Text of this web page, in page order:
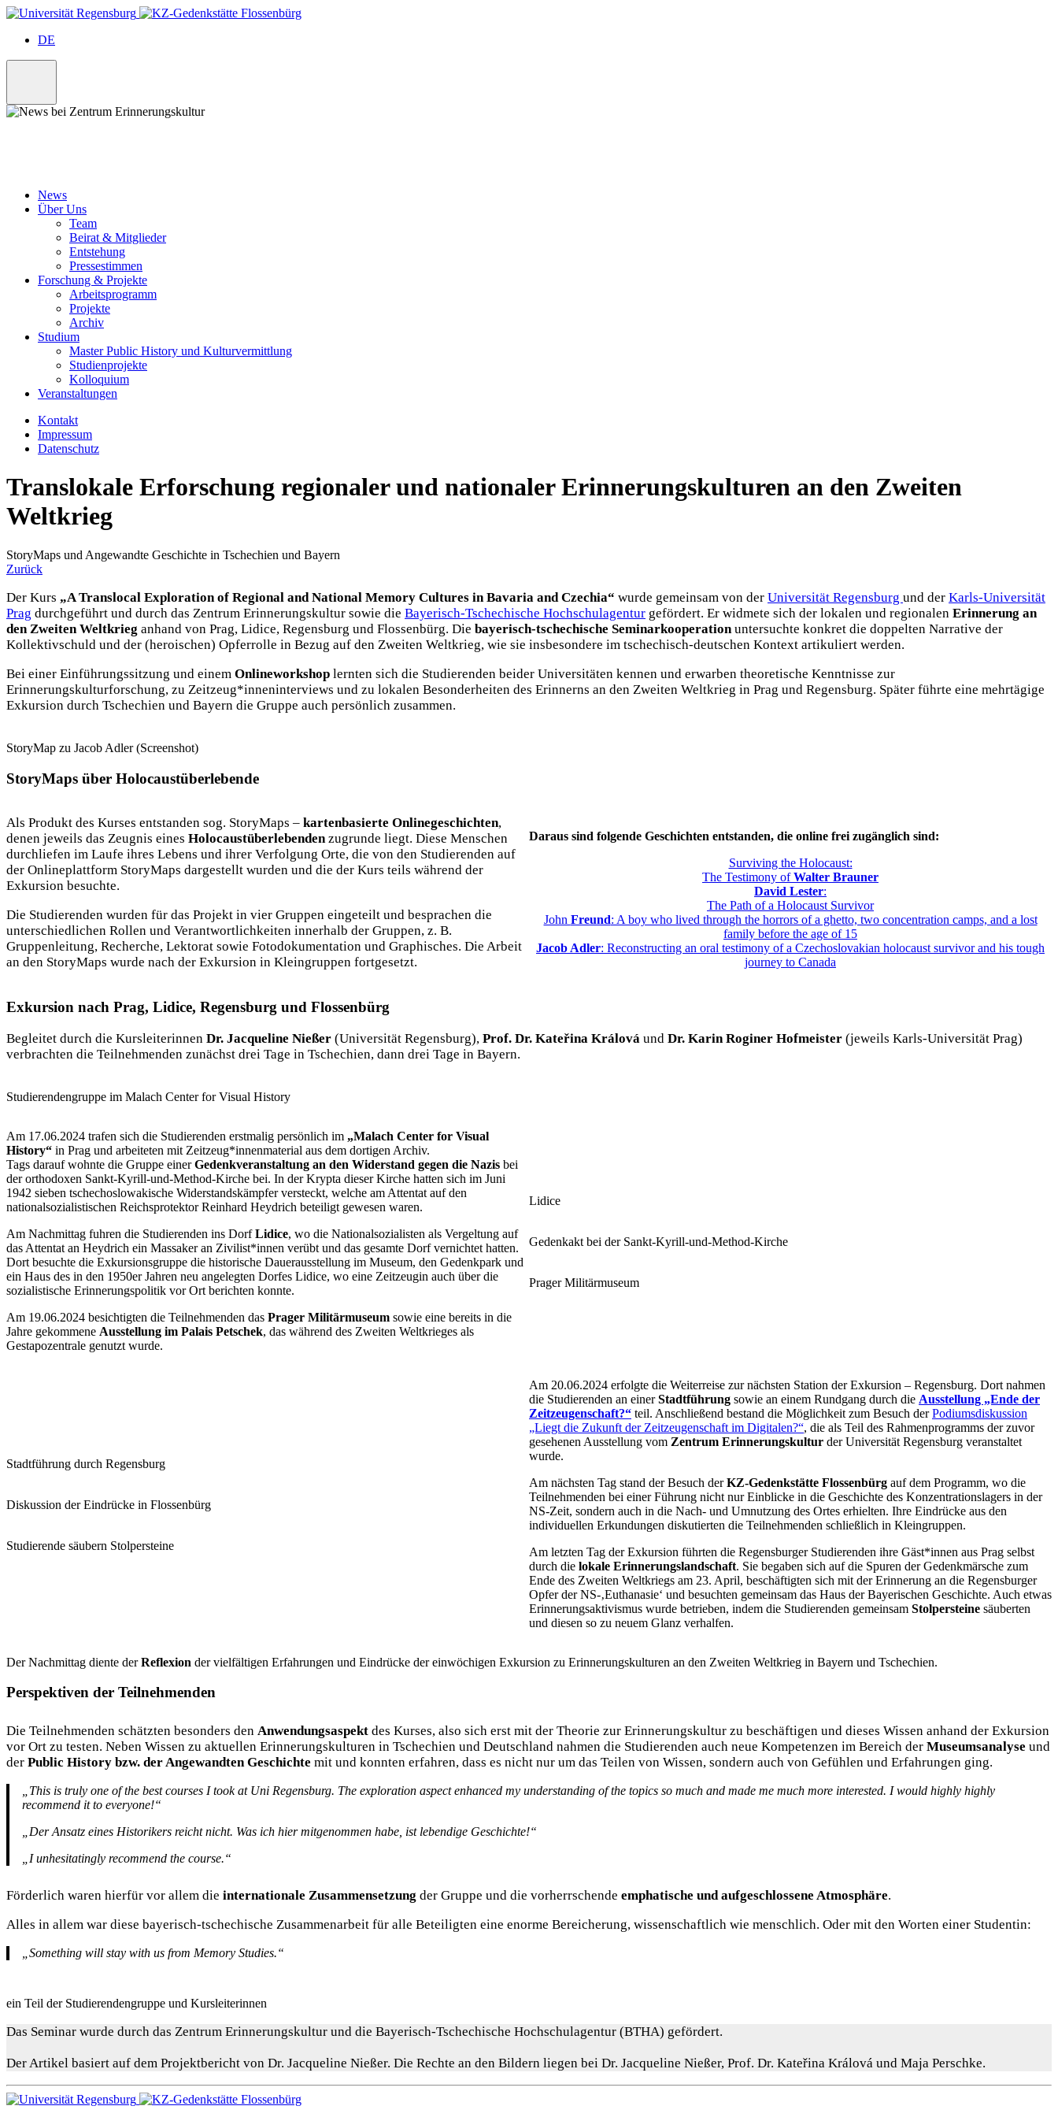
Skip
contentDE
News
Über Uns
Team
Beirat & Mitglieder
Entstehung
Pressestimmen
Forschung & Projekte
Arbeitsprogramm
Projekte
Archiv
Studium
Master Public History und Kulturvermittlung
Studienprojekte
Kolloquium
Veranstaltungen
Kontakt
Impressum
Datenschutz
Translokale Erforschung regionaler und nationaler Erinnerungskulturen an den Zweiten
Weltkrieg
StoryMaps und Angewandte Geschichte in Tschechien und Bayern
Zurück
Der Kurs „A Translocal Exploration of Regional and National Memory Cultures in Bavaria and Czechia“ wurde gemeinsam von der Universität Regensburg und der Karls-Universität
Prag durchgeführt und durch das Zentrum Erinnerungskultur sowie die Bayerisch-Tschechische Hochschulagentur gefördert. Er widmete sich der lokalen und regionalen Erinnerung an
den Zweiten Weltkrieg anhand von Prag, Lidice, Regensburg und Flossenbürg. Die bayerisch-tschechische Seminarkooperationuntersuchte konkret die doppelten Narrative der
Kollektivschuld und der (heroischen) Opferrolle in Bezug auf den Zweiten Weltkrieg, wie sie insbesondere im tschechisch-deutschen Kontext artikuliert werden.
Bei einer Einführungssitzung und einem Onlineworkshop lernten sich die Studierenden beider Universitäten kennen und erwarben theoretische Kenntnisse zur
Erinnerungskulturforschung, zu Zeitzeug*inneninterviews und zu lokalen Besonderheiten des Erinnerns an den Zweiten Weltkrieg in Prag und Regensburg. Später führte eine mehrtägige
Exkursion durch Tschechien und Bayern die Gruppe auch persönlich zusammen.
StoryMap zu Jacob Adler (Screenshot)
StoryMaps über Holocaustüberlebende
Als Produkt des Kurses entstanden sog. StoryMaps – kartenbasierte Onlinegeschichten,
denen jeweils das Zeugnis eines Holocaustüberlebendenzugrunde liegt. Diese Menschen
durchliefen im Laufe ihres Lebens und ihrer Verfolgung Orte, die von den Studierenden auf
der Onlineplattform StoryMaps dargestellt wurden und die der Kurs teils während der
Exkursion besuchte.
Die Studierenden wurden für das Projekt in vier Gruppen eingeteilt und besprachen die
unterschiedlichen Rollen und Verantwortlichkeiten innerhalb der Gruppen, z. B.
Gruppenleitung, Recherche, Lektorat sowie Fotodokumentation und Graphisches. Die Arbeit
an den StoryMaps wurde nach der Exkursion in Kleingruppen fortgesetzt.
Daraus sind folgende Geschichten entstanden, die online frei zugänglich sind:
Surviving the Holocaust:
The Testimony ofWalter Brauner
David Lester:
The Path of a Holocaust Survivor
John Freund: A boy who lived through the horrors of a ghetto, two concentration camps, and a lost
family before the age of 15
Jacob Adler: Reconstructing an oral testimony of a Czechoslovakian holocaust survivor and his tough
journey to Canada
Exkursion nach Prag, Lidice, Regensburg und Flossenbürg
Begleitet durch die Kursleiterinnen Dr. Jacqueline Nießer (Universität Regensburg), Prof. Dr. Kateřina Králová und Dr. Karin Roginer Hofmeister (jeweils Karls-Universität Prag)
verbrachten die Teilnehmenden zunächst drei Tage in Tschechien, dann drei Tage in Bayern.
Studierendengruppe im Malach Center for Visual History
Am 17.06.2024 trafen sich die Studierenden erstmalig persönlich im „Malach Center for Visual
History“ in Prag und arbeiteten mit Zeitzeug*innenmaterial aus dem dortigen Archiv.
Tags darauf wohnte die Gruppe einerGedenkveranstaltung an den Widerstand gegen die Nazis bei
der orthodoxen Sankt-Kyrill-und-Method-Kirche bei. In der Krypta dieser Kirche hatten sich im Juni
1942 sieben tschechoslowakische Widerstandskämpfer versteckt, welche am Attentat auf den
nationalsozialistischen Reichsprotektor Reinhard Heydrich beteiligt gewesen waren.
Am Nachmittag fuhren die Studierenden ins DorfLidice, wo die Nationalsozialisten als Vergeltung auf
das Attentat an Heydrich ein Massaker an Zivilist*innen verübt und das gesamte Dorf vernichtet hatten.
Dort besuchte die Exkursionsgruppe die historische Dauerausstellung im Museum, den Gedenkpark und
ein Haus des in den 1950er Jahren neu angelegten Dorfes Lidice, wo eine Zeitzeugin auch über die
sozialistische Erinnerungspolitik vor Ort berichten konnte.
Am 19.06.2024 besichtigten die Teilnehmenden das Prager Militärmuseum sowie eine bereits in die
Jahre gekommene Ausstellung im Palais Petschek, das während des Zweiten Weltkrieges als
Gestapozentrale genutzt wurde.
Lidice
Gedenkakt bei der Sankt-Kyrill-und-Method-Kirche
Prager Militärmuseum
Stadtführung durch Regensburg
Diskussion der Eindrücke in Flossenbürg
Studierende säubern Stolpersteine
Am 20.06.2024 erfolgte die Weiterreise zur nächsten Station der Exkursion – Regensburg. Dort nahmen
die Studierenden an einerStadtführung sowie an einem Rundgang durch die Ausstellung „Ende der
Zeitzeugenschaft?“ teil. Anschließend bestand die Möglichkeit zum Besuch derPodiumsdiskussion
„Liegt die Zukunft der Zeitzeugenschaft im Digitalen?“, die als Teil des Rahmenprogramms der zuvor
gesehenen Ausstellung vom Zentrum Erinnerungskultur der Universität Regensburg veranstaltet
wurde.
Am nächsten Tag stand der Besuch derKZ-Gedenkstätte Flossenbürg auf dem Programm, wo die
Teilnehmenden bei einer Führung nicht nur Einblicke in die Geschichte des Konzentrationslagers in der
NS-Zeit, sondern auch in die Nach- und Umnutzung des Ortes erhielten. Ihre Eindrücke aus den
individuellen Erkundungen diskutierten die Teilnehmenden schließlich in Kleingruppen.
Am letzten Tag der Exkursion führten die Regensburger Studierenden ihre Gäst*innen aus Prag selbst
durch die lokale Erinnerungslandschaft. Sie begaben sich auf die Spuren der Gedenkmärsche zum
Ende des Zweiten Weltkriegs am 23. April, beschäftigten sich mit der Erinnerung an die Regensburger
Opfer der NS-‚Euthanasie‘ und besuchten gemeinsam das Haus der Bayerischen Geschichte. Auch etwas
Erinnerungsaktivismus wurde betrieben, indem die Studierenden gemeinsam Stolpersteine säuberten
und diesen so zu neuem Glanz verhalfen.
Der Nachmittag diente derReflexion der vielfältigen Erfahrungen und Eindrücke der einwöchigen Exkursion zu Erinnerungskulturen an den Zweiten Weltkrieg in Bayern und Tschechien.
Perspektiven der Teilnehmenden
Die Teilnehmenden schätzten besonders den Anwendungsaspekt des Kurses, also sich erst mit der Theorie zur Erinnerungskultur zu beschäftigen und dieses Wissen anhand der Exkursion
vor Ort zu testen. Neben Wissen zu aktuellen Erinnerungskulturen in Tschechien und Deutschland nahmen die Studierenden auch neue Kompetenzen im Bereich der Museumsanalyse und
der Public History bzw. der Angewandten Geschichte mit und konnten erfahren, dass es nicht nur um das Teilen von Wissen, sondern auch von Gefühlen und Erfahrungen ging.
„This is truly one of the best courses I took at Uni Regensburg. The exploration aspect enhanced my understanding of the topics so much and made me much more interested. I would highly highly
recommend it to everyone!“
„Der Ansatz eines Historikers reicht nicht. Was ich hier mitgenommen habe, ist lebendige Geschichte!“
„I unhesitatingly recommend the course.“
Förderlich waren hierfür vor allem die internationale Zusammensetzung der Gruppe und die vorherrschende emphatische und aufgeschlossene Atmosphäre.
Alles in allem war diese bayerisch-tschechische Zusammenarbeit für alle Beteiligten eine enorme Bereicherung, wissenschaftlich wie menschlich. Oder mit den Worten einer Studentin:
„Something will stay with us from Memory Studies.“
ein Teil der Studierendengruppe und Kursleiterinnen
Das Seminar wurde durch das Zentrum Erinnerungskultur und die Bayerisch-Tschechische Hochschulagentur (BTHA) gefördert.
Der Artikel basiert auf dem Projektbericht von Dr. Jacqueline Nießer. Die Rechte an den Bildern liegen bei Dr. Jacqueline Nießer, Prof. Dr. Kateřina Králová und Maja Perschke.